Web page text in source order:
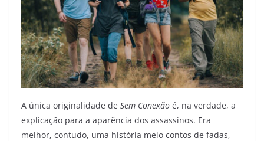
A única originalidade de Sem Conexão é, na verdade, a
explicação para a aparência dos assassinos. Era
melhor, contudo, uma história meio contos de fadas,